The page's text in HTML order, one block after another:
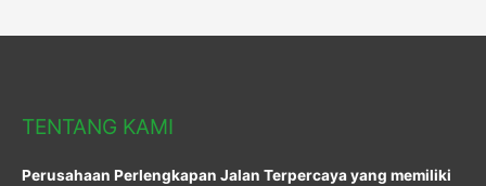
TENTANG KAMI
Perusahaan Perlengkapan Jalan Terpercaya yang memiliki